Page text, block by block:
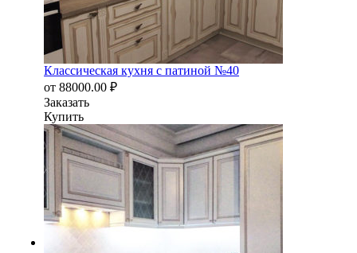
Классическая кухня с патиной №40
от 88000.00 ₽
Заказать
Купить